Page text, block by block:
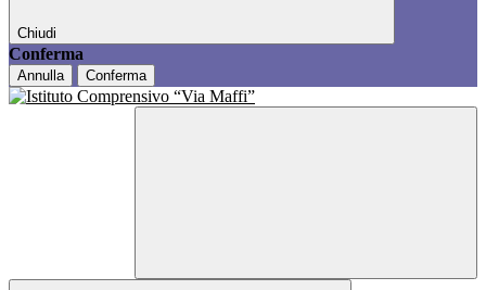
Chiudi
Conferma
Annulla Conferma